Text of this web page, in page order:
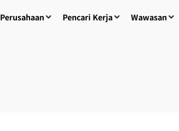
Pencari Kerja Wawasan